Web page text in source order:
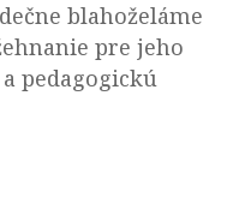
blahoželáme
pre jeho
pedagogickú